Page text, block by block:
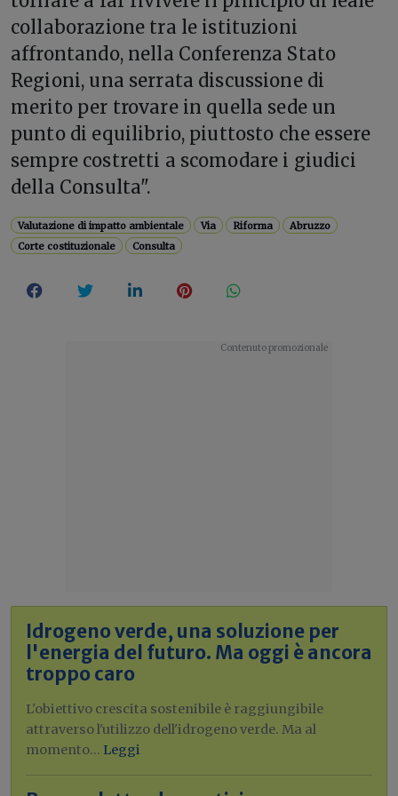
collaborazione tra le istituzioni
affrontando, nella Conferenza Stato
Regioni, una serrata discussione di
merito per trovare in quella sede un
punto di equilibrio, piuttosto che essere
sempre costretti a scomodare i giudici
della Consulta".
Valutazione di impatto ambientale Via Riforma
Abruzzo
Corte costituzionale
Consulta
Idrogeno verde, una soluzione per
l'energia del futuro. Ma oggi è ancora
troppo caro
L'obiettivo crescita sostenibile è raggiungibile
attraverso l'utilizzo dell'idrogeno verde. Ma al
momento... Leggi